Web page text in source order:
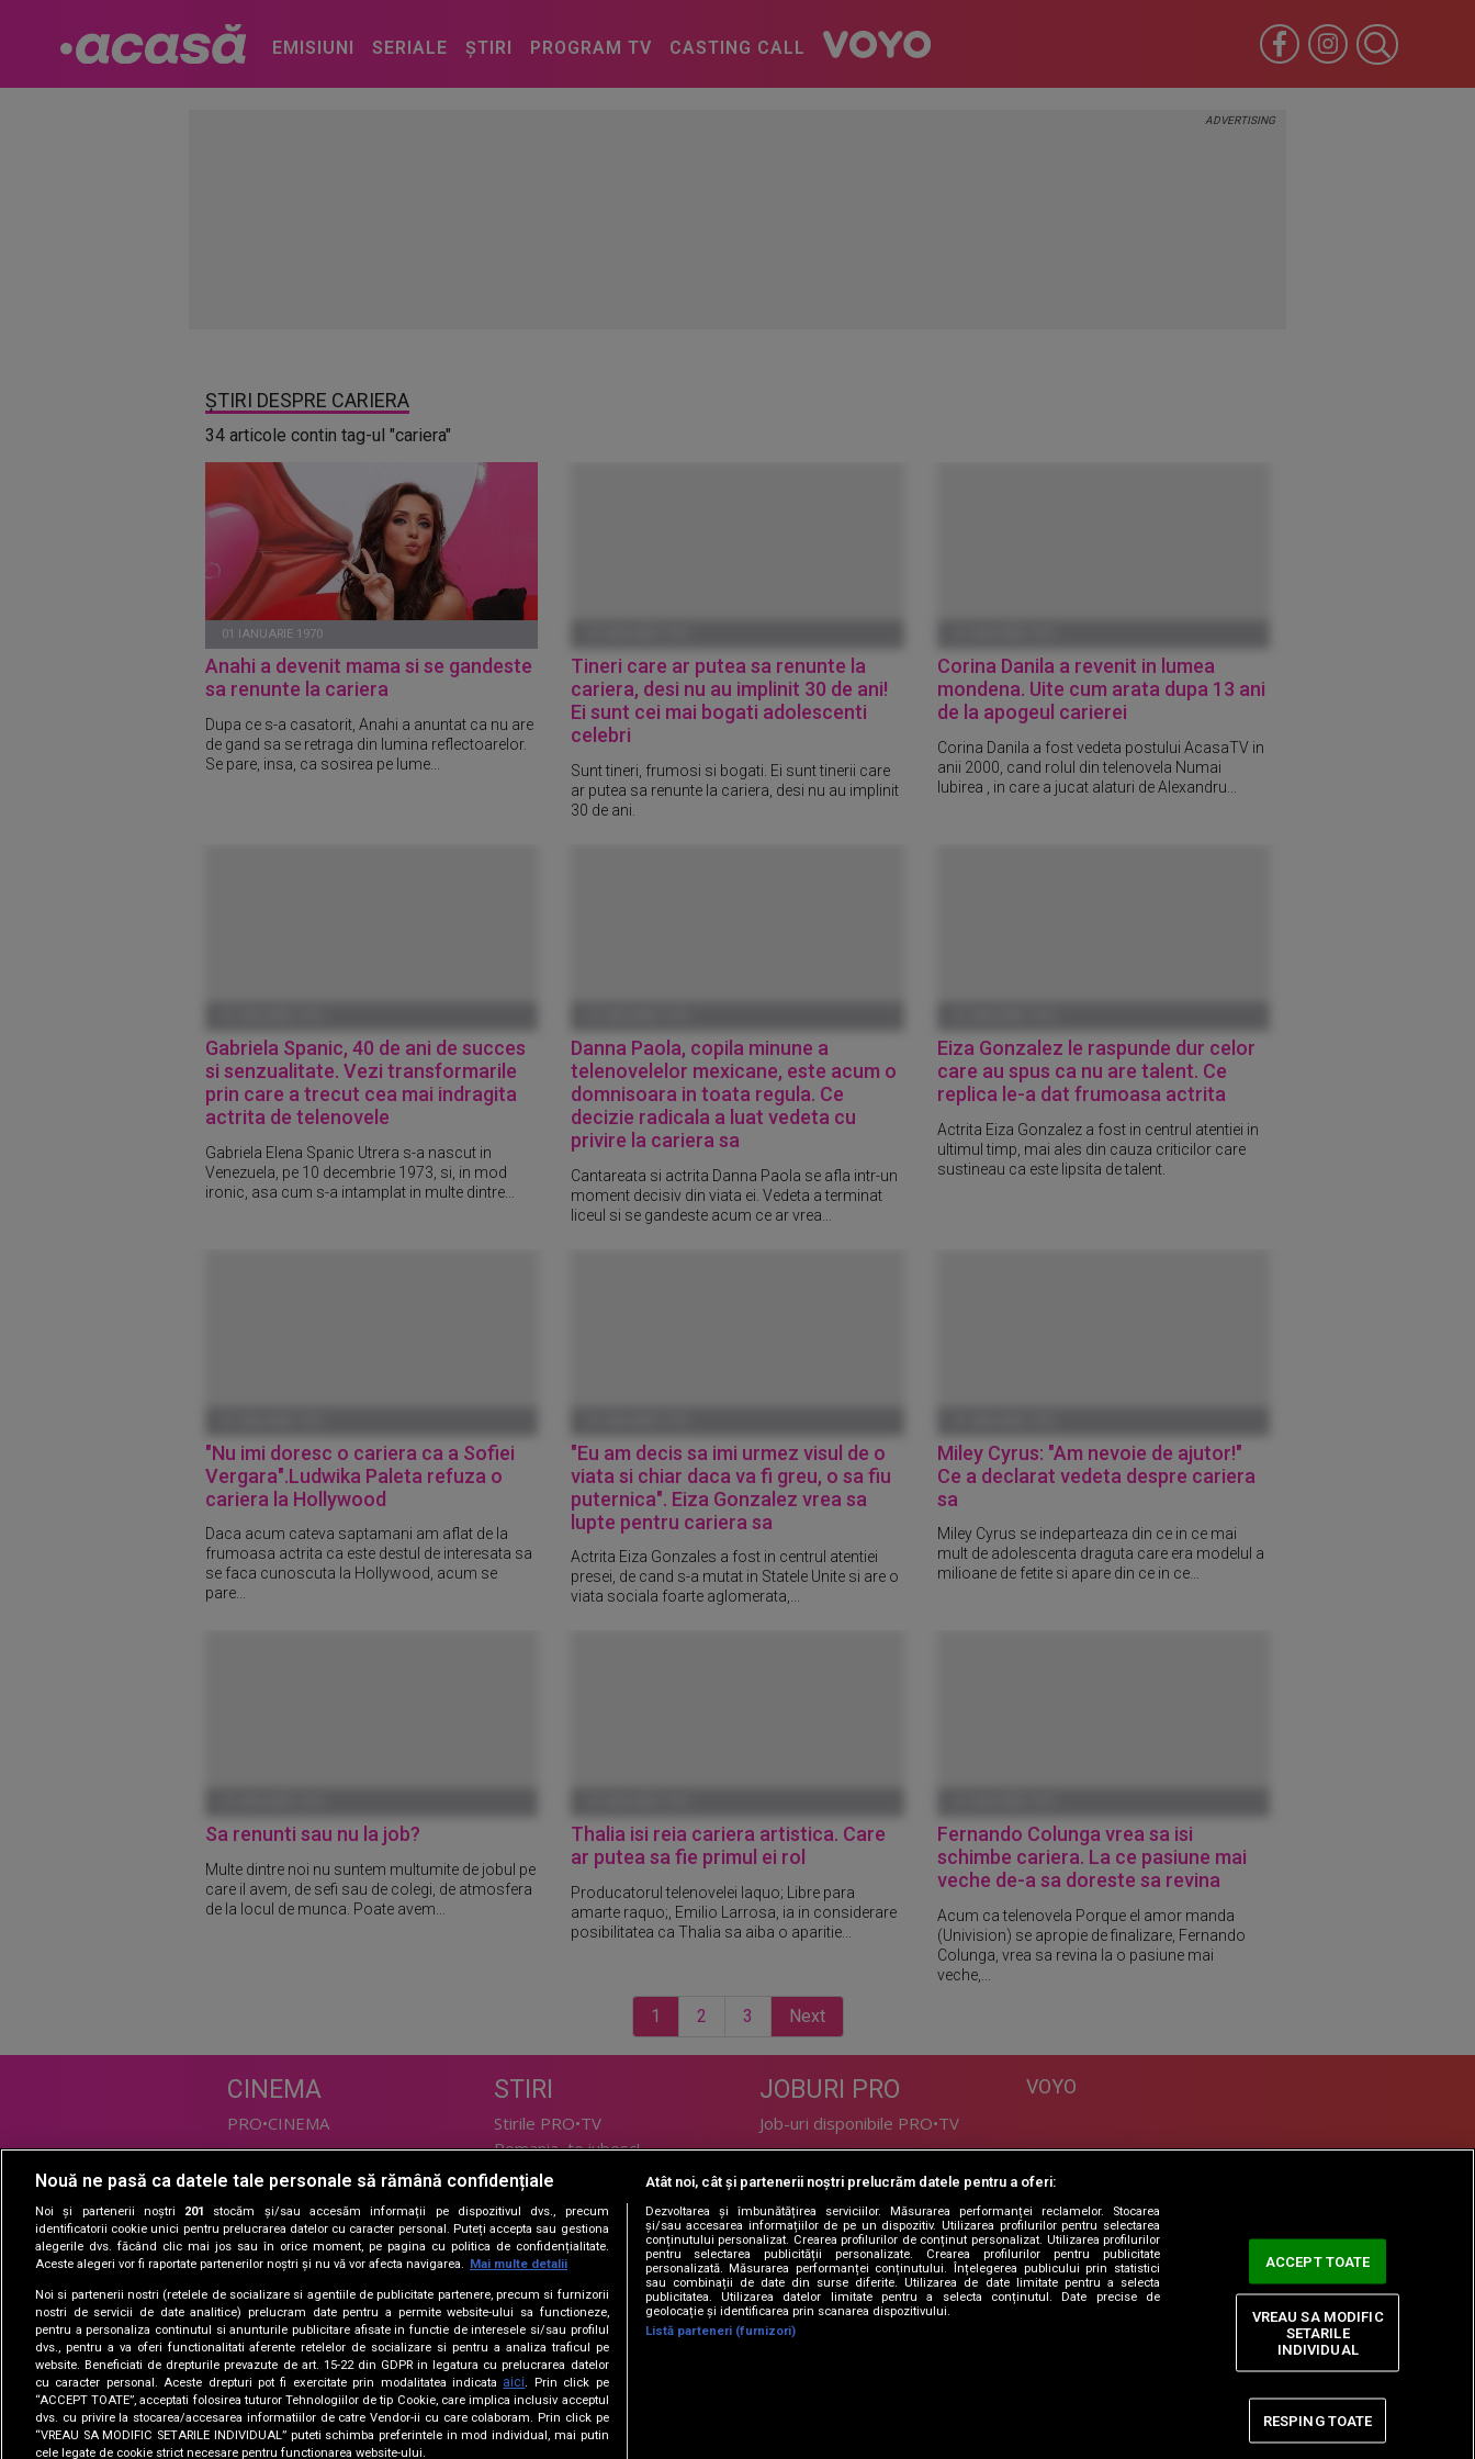
EMISIUNI SERIALE ȘTIRI PROGRAM TV CASTING CALL
ȘTIRI DESPRE CARIERA
34 articole contin tag-ul "cariera"
01 IANUARIE 1970
Anahi a devenit mama si se gandeste
sa renunte la cariera
Dupa ce s-a casatorit, Anahi a anuntat ca nu are
de gand sa se retraga din lumina reflectoarelor.
Se pare, insa, ca sosirea pe lume...
Tineri care ar putea sa renunte la
cariera, desi nu au implinit 30 de ani!
Ei sunt cei mai bogati adolescenti
celebri
Sunt tineri, frumosi si bogati. Ei sunt tinerii care
ar putea sa renunte la cariera, desi nu au implinit
30 de ani.
Corina Danila a revenit in lumea
mondena. Uite cum arata dupa 13 ani
de la apogeul carierei
Corina Danila a fost vedeta postului AcasaTV in
anii 2000, cand rolul din telenovela Numai
Iubirea , in care a jucat alaturi de Alexandru...
Gabriela Spanic, 40 de ani de succes
si senzualitate. Vezi transformarile
prin care a trecut cea mai indragita
actrita de telenovele
Gabriela Elena Spanic Utrera s-a nascut in
Venezuela, pe 10 decembrie 1973, si, in mod
ironic, asa cum s-a intamplat in multe dintre...
Danna Paola, copila minune a
telenovelelor mexicane, este acum o
domnisoara in toata regula. Ce
decizie radicala a luat vedeta cu
privire la cariera sa
Cantareata si actrita Danna Paola se afla intr-un
moment decisiv din viata ei. Vedeta a terminat
liceul si se gandeste acum ce ar vrea...
Eiza Gonzalez le raspunde dur celor
care au spus ca nu are talent. Ce
replica le-a dat frumoasa actrita
Actrita Eiza Gonzalez a fost in centrul atentiei in
ultimul timp, mai ales din cauza criticilor care
sustineau ca este lipsita de talent.
"Nu imi doresc o cariera ca a Sofiei
Vergara".Ludwika Paleta refuza o
cariera la Hollywood
Daca acum cateva saptamani am aflat de la
frumoasa actrita ca este destul de interesata sa
se faca cunoscuta la Hollywood, acum se
pare...
"Eu am decis sa imi urmez visul de o
viata si chiar daca va fi greu, o sa fiu
puternica". Eiza Gonzalez vrea sa
lupte pentru cariera sa
Actrita Eiza Gonzales a fost in centrul atentiei
presei, de cand s-a mutat in Statele Unite si are o
viata sociala foarte aglomerata,...
Miley Cyrus: "Am nevoie de ajutor!"
Ce a declarat vedeta despre cariera
sa
Miley Cyrus se indeparteaza din ce in ce mai
mult de adolescenta draguta care era modelul a
milioane de fetite si apare din ce in ce...
Sa renunti sau nu la job?
Multe dintre noi nu suntem multumite de jobul pe
care il avem, de sefi sau de colegi, de atmosfera
de la locul de munca. Poate avem...
Thalia isi reia cariera artistica. Care
ar putea sa fie primul ei rol
Producatorul telenovelei laquo; Libre para
amarte raquo;, Emilio Larrosa, ia in considerare
posibilitatea ca Thalia sa aiba o aparitie...
Fernando Colunga vrea sa isi
schimbe cariera. La ce pasiune mai
veche de-a sa doreste sa revina
Acum ca telenovela Porque el amor manda
(Univision) se apropie de finalizare, Fernando
Colunga, vrea sa revina la o pasiune mai
veche,...
1 2 3 Next
CINEMA
PRO•CINEMA
DIVERTISMENT
PRO•TV
Romanii au talent
Las Fierbinti
La Maruta
Apropo TV
STIRI
Stirile PRO•TV
Romania, te iubesc!
TEHNOLOGIE
I Like IT
SPORT
Sport.ro
PRO•ARENA
JOBURI PRO
Job-uri disponibile PRO•TV
LIFESTYLE
Doctor de Bine
Acasă
Acasă Gold
Perfecte
DeBarbati
VOYO
Contact
Nouă ne pasă ca datele tale personale să rămână confidențiale
Noi și partenerii noștri 201
stocăm și/sau accesăm informații pe dispozitivul dvs., precum
identificatorii cookie unici pentru prelucrarea datelor cu caracter personal. Puteți accepta sau gestiona
alegerile dvs. făcând clic mai jos sau în orice moment, pe pagina cu politica de confidențialitate.
Aceste alegeri vor fi raportate partenerilor noștri și nu vă vor afecta navigarea.
Mai multe detalii
Noi si partenerii nostri (retelele de socializare si agentiile de publicitate partenere, precum si furnizorii
nostri de servicii de date analitice) prelucram date pentru a permite website-ului sa functioneze,
pentru a personaliza continutul si anunturile publicitare afisate in functie de interesele si/sau profilul
dvs., pentru a va oferi functionalitati aferente retelelor de socializare si pentru a analiza traficul pe
website. Beneficiati de drepturile prevazute de art. 15-22 din GDPR in legatura cu prelucrarea datelor
cu caracter personal. Aceste drepturi pot fi exercitate prin modalitatea indicata aici. Prin click pe
“ACCEPT TOATE”, acceptati folosirea tuturor Tehnologiilor de tip Cookie, care implica inclusiv acceptul
dvs. cu privire la stocarea/accesarea informatiilor de catre Vendor-ii cu care colaboram. Prin click pe
“VREAU SA MODIFIC SETARILE INDIVIDUAL” puteti schimba preferintele in mod individual, mai putin
cele legate de cookie strict necesare pentru functionarea website-ului.
Atât noi, cât și partenerii noștri prelucrăm datele pentru a oferi:
Dezvoltarea și îmbunătățirea serviciilor. Măsurarea performanței reclamelor. Stocarea
și/sau accesarea informațiilor de pe un dispozitiv. Utilizarea profilurilor pentru selectarea
conținutului personalizat. Crearea profilurilor de conținut personalizat. Utilizarea profilurilor
pentru selectarea publicității personalizate. Crearea profilurilor pentru publicitate
personalizată. Măsurarea performanței conținutului. Înțelegerea publicului prin statistici
sau combinații de date din surse diferite. Utilizarea de date limitate pentru a selecta
publicitatea. Utilizarea datelor limitate pentru a selecta conținutul. Date precise de
geolocație și identificarea prin scanarea dispozitivului.
Listă parteneri (furnizori)
ACCEPT TOATE
RESPING TOATE
VREAU SA MODIFIC
SETARILE
INDIVIDUAL